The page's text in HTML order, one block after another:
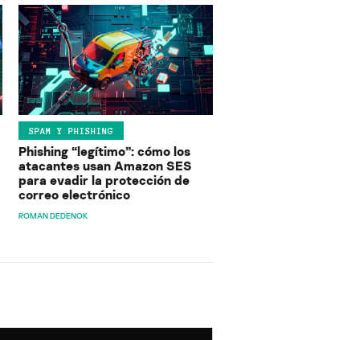
SPAM Y PHISHING
Phishing “legítimo”: cómo los
atacantes usan Amazon SES
para evadir la protección de
correo electrónico
ROMAN DEDENOK